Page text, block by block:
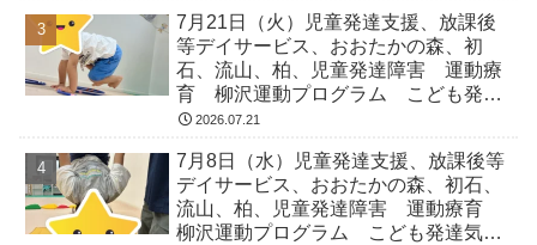
7月21日（火）児童発達支援、放課後
等デイサービス、おおたかの森、初
石、流山、柏、児童発達障害 運動療
育 柳沢運動プログラム こども発達
気になる 発達障害 放デイ 自閉
2026.07.21
7月8日（水）児童発達支援、放課後等
デイサービス、おおたかの森、初石、
流山、柏、児童発達障害 運動療育
柳沢運動プログラム こども発達気に